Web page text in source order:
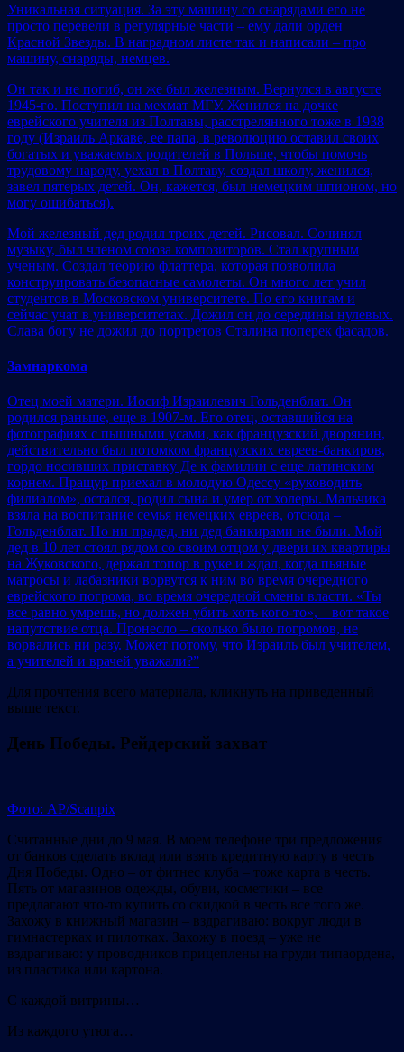
Уникальная ситуация. За эту машину со снарядами его не
просто перевели в регулярные части – ему дали орден
Красной Звезды. В наградном листе так и написали – про
машину, снаряды, немцев.
Он так и не погиб, он же был железным. Вернулся в августе
1945-го. Поступил на мехмат МГУ. Женился на дочке
еврейского учителя из Полтавы, расстрелянного тоже в 1938
году (Израиль Аркаве, ее папа, в революцию оставил своих
богатых и уважаемых родителей в Польше, чтобы помочь
трудовому народу, уехал в Полтаву, создал школу, женился,
завел пятерых детей. Он, кажется, был немецким шпионом, но
могу ошибаться).
Мой железный дед родил троих детей. Рисовал. Сочинял
музыку, был членом союза композиторов. Стал крупным
ученым. Создал теорию флаттера, которая позволила
конструировать безопасные самолеты. Он много лет учил
студентов в Московском университете. По его книгам и
сейчас учат в университетах. Дожил он до середины нулевых.
Слава богу не дожил до портретов Сталина поперек фасадов.
Замнаркома
Отец моей матери. Иосиф Израилевич Гольденблат. Он
родился раньше, еще в 1907-м. Его отец, оставшийся на
фотографиях с пышными усами, как французский дворянин,
действительно был потомком французских евреев-банкиров,
гордо носивших приставку Де к фамилии с еще латинским
корнем. Пращур приехал в молодую Одессу «руководить
филиалом», остался, родил сына и умер от холеры. Мальчика
взяла на воспитание семья немецких евреев, отсюда –
Гольденблат. Но ни прадед, ни дед банкирами не были. Мой
дед в 10 лет стоял рядом со своим отцом у двери их квартиры
на Жуковского, держал топор в руке и ждал, когда пьяные
матросы и лабазники ворвутся к ним во время очередного
еврейского погрома, во время очередной смены власти. «Ты
все равно умрешь, но должен убить хоть кого-то», – вот такое
напутствие отца. Пронесло – сколько было погромов, не
ворвались ни разу. Может потому, что Израиль был учителем,
а учителей и врачей уважали?”
Для прочтения всего материала, кликнуть на приведенный
выше текст.
День Победы. Рейдерский захват
Фото: AP/Scanpix
Считанные дни до 9 мая. В моем телефоне три предложения
от банков сделать вклад или взять кредитную карту в честь
Дня Победы. Одно – от фитнес клуба – тоже карта в честь.
Пять от магазинов одежды, обуви, косметики – все
предлагают что-то купить со скидкой в честь все того же.
Захожу в книжный магазин – вздрагиваю: вокруг люди в
гимнастерках и пилотках. Захожу в поезд – уже не
вздрагиваю: у проводников прицеплены на груди типаордена,
из пластика или картона.
С каждой витрины…
Из каждого утюга…